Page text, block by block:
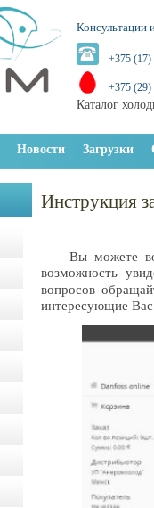
Консультации
+375 (17)
+375 (29)
Каталог
Новости Загрузки
Инструкция
Вы можете
возможность
вопросов
интересующие